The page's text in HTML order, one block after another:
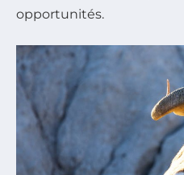
opportunités.